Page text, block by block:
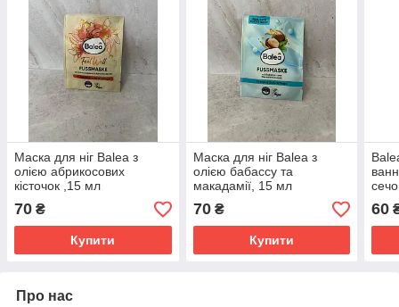
Маска для ніг Balea з
олією абрикосових
кісточок ,15 мл
70 ₴
Купити
Маска для ніг Balea з
олією бабассу та
макадамії, 15 мл
70₴
Купити
60
Про нас